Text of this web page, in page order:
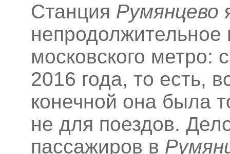
Станция Румянцево
непродолжительное
московского метро:
2016 года, то есть,
конечной она была
не для поездов.
пассажиров в